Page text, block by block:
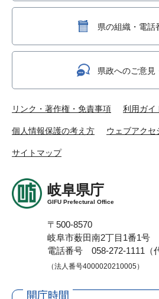
県の組織・電話
県政へのご意見
リンク・著作権・免責事項 利用ガイ
個人情報保護の考え方 ウェブアクセ
サイトマップ
岐阜県庁
GIFU Prefectural Office
〒500-8570
岐阜市薮田南2丁目1番1号
電話番号 058-272-1111（
（法人番号4000020210005）
開庁時間